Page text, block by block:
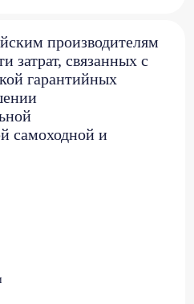
производителям
затрат, связанных с
гарантийных
самоходной и